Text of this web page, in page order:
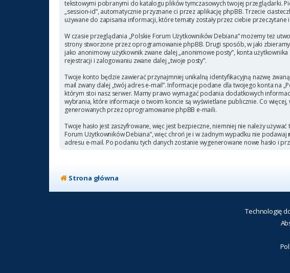
tekstowymi pobranymi do katalogu plików tymczasowych twojej przeglądarki.
„session-id”, automatycznie przyznane ci przez aplikację phpBB. Trzecie
używane do zapisania informacji, które tematy zostały przez ciebie przeczytane
W czasie przeglądania „Polskie Forum Użytkowników Debiana” możemy też
strony stworzone przez oprogramowanie phpBB. Drugi sposób, w jaki
jako anonimowy użytkownik zwane dalej „anonimowe posty”, konta
rejestracji i zalogowaniu zwane dalej „twoje posty”.
Twoje konto będzie zawierać przynajmniej unikalną identyfikacyjną nazwę
mail zwany dalej „twój adres e-mail”. Informacje podane dla twojego konta na
którym stoi nasz serwer. Mamy prawo wymagać podania dodatkowych
wybrania, które informacje o twoim koncie są wyświetlane publicznie. Co
generowanych przez oprogramowanie phpBB e-maili.
Twoje hasło jest zaszyfrowane, więc jest bezpieczne, niemniej nie należy
Forum Użytkowników Debiana”, więc chroń je i w żadnym wypadku nie podawaj
adresu e-mail. Po podaniu tych danych zostanie wygenerowane nowe hasło i
Strona główna
Technologię